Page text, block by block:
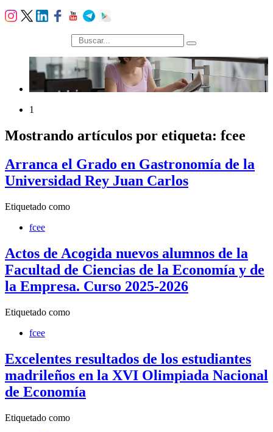
búsqueda
1
Mostrando artículos por etiqueta: fcee
Arranca el Grado en Gastronomía de la
Universidad Rey Juan Carlos
Etiquetado como
fcee
Actos de Acogida nuevos alumnos de la
Facultad de Ciencias de la Economía y de
la Empresa. Curso 2025-2026
Etiquetado como
fcee
Excelentes resultados de los estudiantes
madrileños en la XVI Olimpiada Nacional
de Economía
Etiquetado como